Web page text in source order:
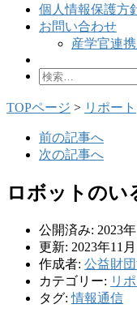
個人情報保護方
お問い合わせ
産学官連
検
TOPページ > リポート
前の記事へ
次の記事へ
ロボットのい
公開済み: 2023年
更新: 2023年11月
作成者: 公益財
カテゴリー: リ
タグ:情報通信